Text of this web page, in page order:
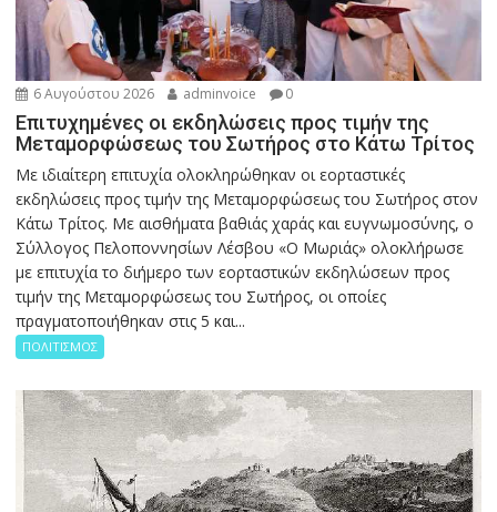
6 Αυγούστου 2026 adminvoice 0
Επιτυχημένες οι εκδηλώσεις προς τιμήν της
Μεταμορφώσεως του Σωτήρος στο Κάτω Τρίτος
Με ιδιαίτερη επιτυχία ολοκληρώθηκαν οι εορταστικές
εκδηλώσεις προς τιμήν της Μεταμορφώσεως του Σωτήρος στον
Κάτω Τρίτος. Με αισθήματα βαθιάς χαράς και ευγνωμοσύνης, ο
Σύλλογος Πελοποννησίων Λέσβου «Ο Μωριάς» ολοκλήρωσε
με επιτυχία το διήμερο των εορταστικών εκδηλώσεων προς
τιμήν της Μεταμορφώσεως του Σωτήρος, οι οποίες
πραγματοποιήθηκαν στις 5 και...
ΠΟΛΙΤΙΣΜΟΣ